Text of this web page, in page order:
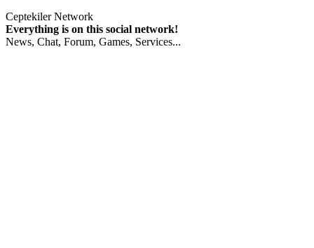
Ceptekiler Network
Everything is on this social network!
News, Chat, Forum, Games, Services...